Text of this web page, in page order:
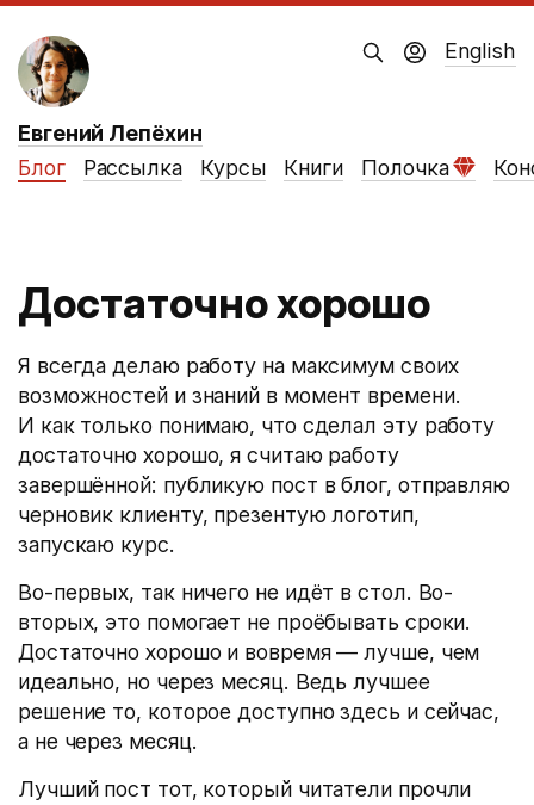
Евгений Лепёхин
Блог
Рассылка Курсы Книги Полочка
English
Достаточно хорошо
Я всегда делаю работу на максимум своих
возможностей и знаний в момент времени.
И как только понимаю, что сделал эту работу
достаточно хорошо, я считаю работу
завершённой: публикую пост в блог, отправляю
черновик клиенту, презентую логотип,
запускаю курс.
Во-первых, так ничего не идёт в стол. Во-
вторых, это помогает не проёбывать сроки.
Достаточно хорошо и вовремя — лучше, чем
идеально, но через месяц. Ведь лучшее
решение то, которое доступно здесь и сейчас,
а не через месяц.
Лучший пост тот, который читатели прочли